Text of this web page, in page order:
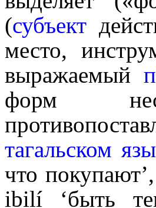
(субъект
место,
выражаемый
форм
тагальском
что
ibilí ‘быть